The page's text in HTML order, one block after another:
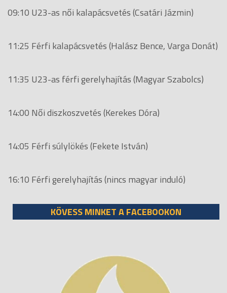
09:10 U23-as női kalapácsvetés (Csatári Jázmin)
11:25 Férfi kalapácsvetés (Halász Bence, Varga Donát)
11:35 U23-as férfi gerelyhajítás (Magyar Szabolcs)
14:00 Női diszkoszvetés (Kerekes Dóra)
14:05 Férfi súlylökés (Fekete István)
16:10 Férfi gerelyhajítás (nincs magyar induló)
KÖVESS MINKET A FACEBOOKON